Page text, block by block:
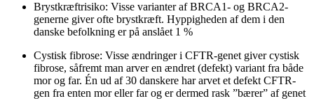
Brystkræftrisiko: Visse varianter af BRCA1- og BRCA2-
generne giver ofte brystkræft. Hyppigheden af dem i den
danske befolkning er på anslået 1 %
Cystisk fibrose: Visse ændringer i CFTR-genet giver cystisk
fibrose, såfremt man arver en ændret (defekt) variant fra både
mor og far. Én ud af 30 danskere har arvet et defekt CFTR-
gen fra enten mor eller far og er dermed rask ”bærer” af genet